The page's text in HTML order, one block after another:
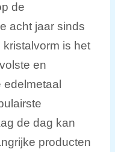
de
acht jaar sinds
is het
en
de dag kan
producten